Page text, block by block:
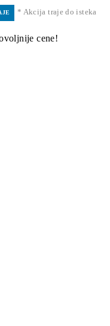
* Akcija traje do isteka
cene!